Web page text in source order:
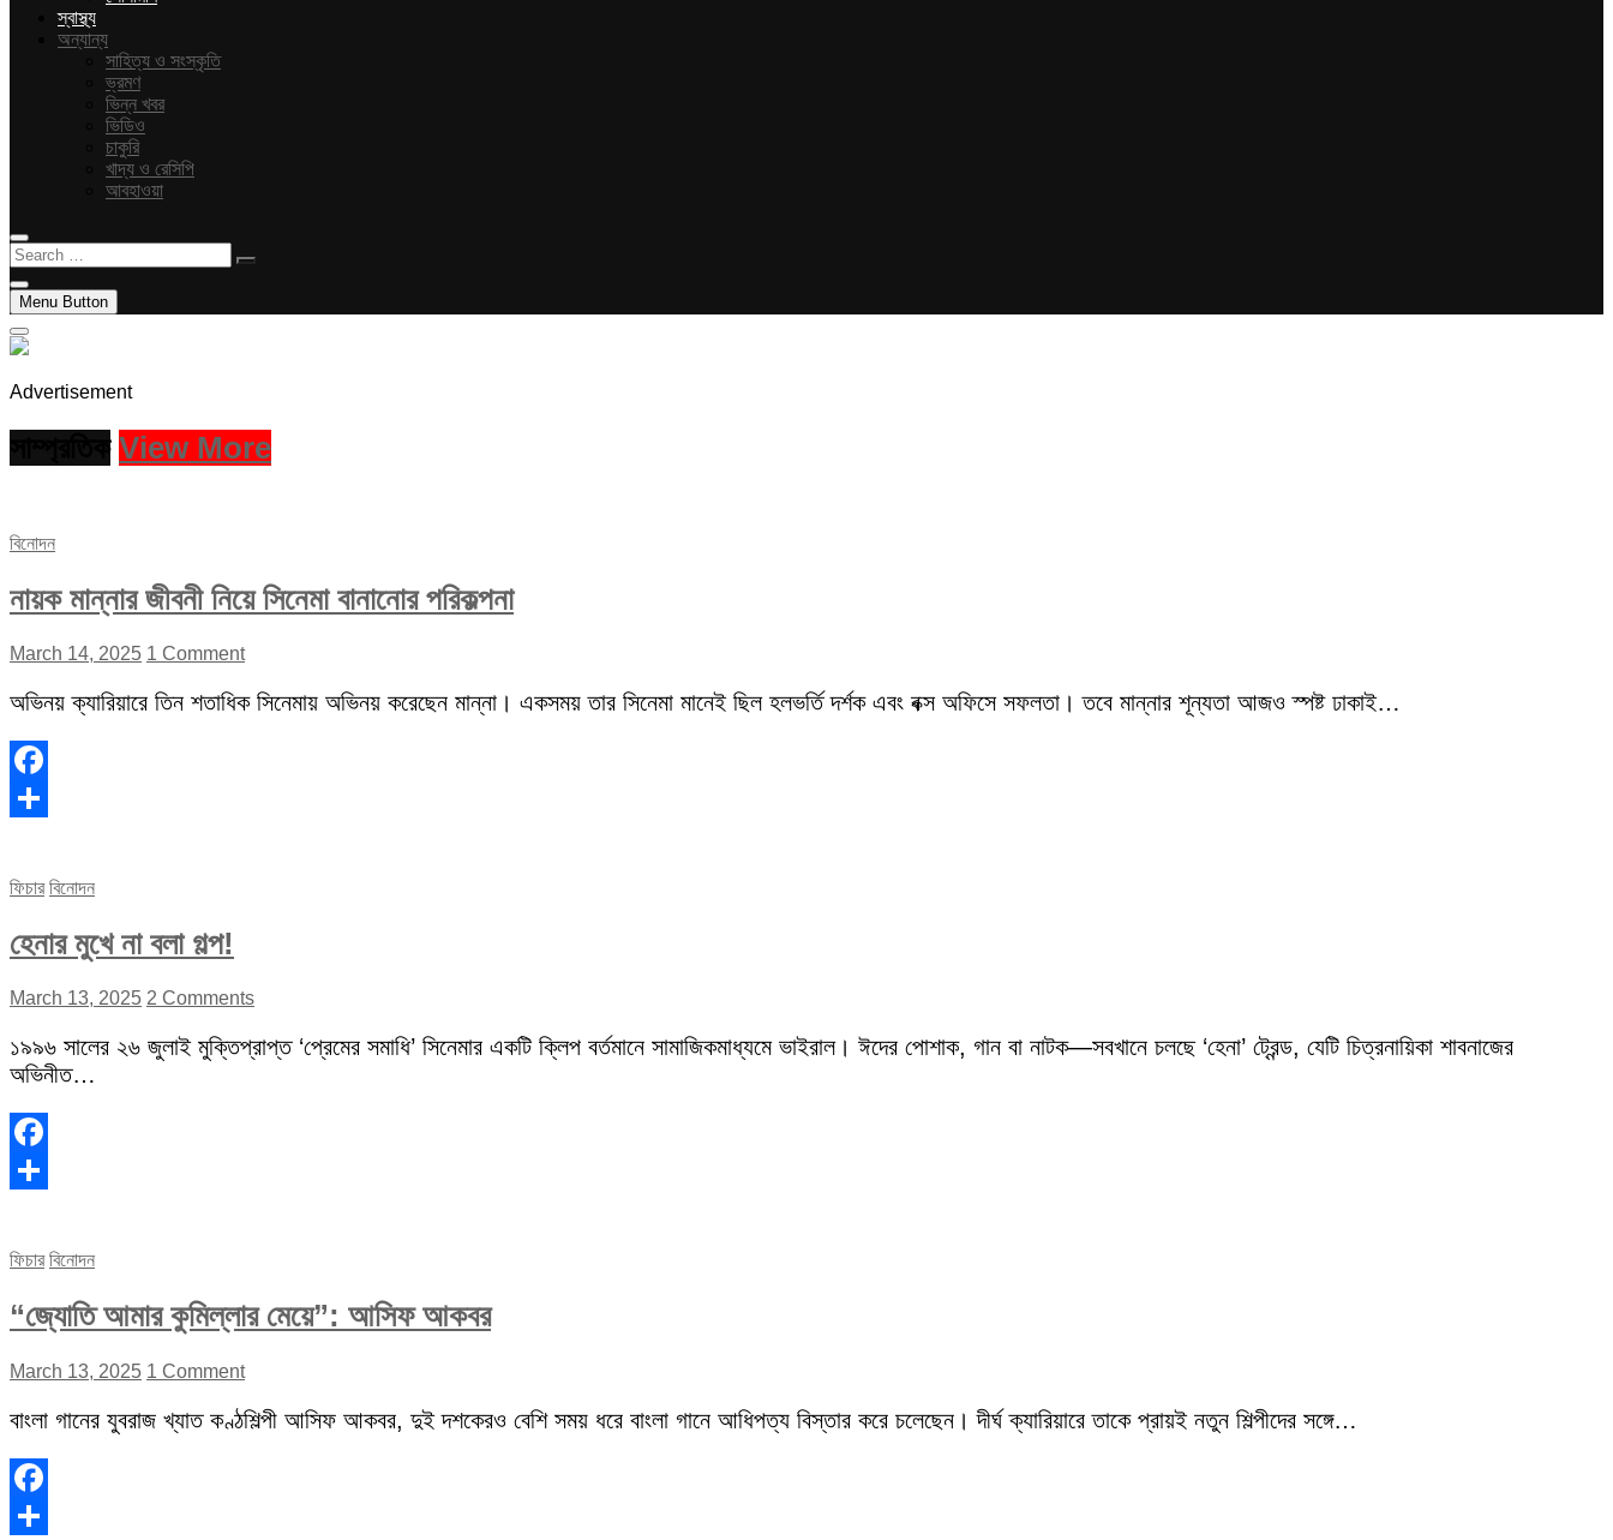
স্বাস্থ্য
অন্যান্য
সাহিত্য ও সংস্কৃতি
ভ্রমণ
ভিন্ন খবর
ভিডিও
চাকুরি
খাদ্য ও রেসিপি
আবহাওয়া
Search
…
Menu Button
Advertisement
View More
বিনোদন
নায়ক মান্নার জীবনী নিয়ে সিনেমা বানানোর পরিকল্পনা
March 14, 2025 1 Comment
অভিনয় ক্যারিয়ারে তিন শতাধিক সিনেমায় অভিনয় করেছেন মান্না। একসময় তার সিনেমা মানেই ছিল হলভর্তি দর্শক এবং বক্স অফিসে সফলতা। তবে মান্নার শূন্যতা আজও স্পষ্ট ঢাকাই…
Facebook
ফিচার বিনোদন
হেনার মুখে না বলা গল্প!
March 13, 2025 2 Comments
১৯৯৬ সালের ২৬ জুলাই মুক্তিপ্রাপ্ত ‘প্রেমের সমাধি’ সিনেমার একটি ক্লিপ বর্তমানে সামাজিকমাধ্যমে ভাইরাল। ঈদের পোশাক, গান বা নাটক—সবখানে চলছে ‘হেনা’ ট্রেন্ড, যেটি চিত্রনায়িকা শাবনাজের
অভিনীত…
Facebook
ফিচার বিনোদন
“জ্যোতি আমার কুমিল্লার মেয়ে”: আসিফ আকবর
March 13, 2025 1 Comment
বাংলা গানের যুবরাজ খ্যাত কণ্ঠশিল্পী আসিফ আকবর, দুই দশকেরও বেশি সময় ধরে বাংলা গানে আধিপত্য বিস্তার করে চলেছেন। দীর্ঘ ক্যারিয়ারে তাকে প্রায়ই নতুন শিল্পীদের সঙ্গে…
Facebook